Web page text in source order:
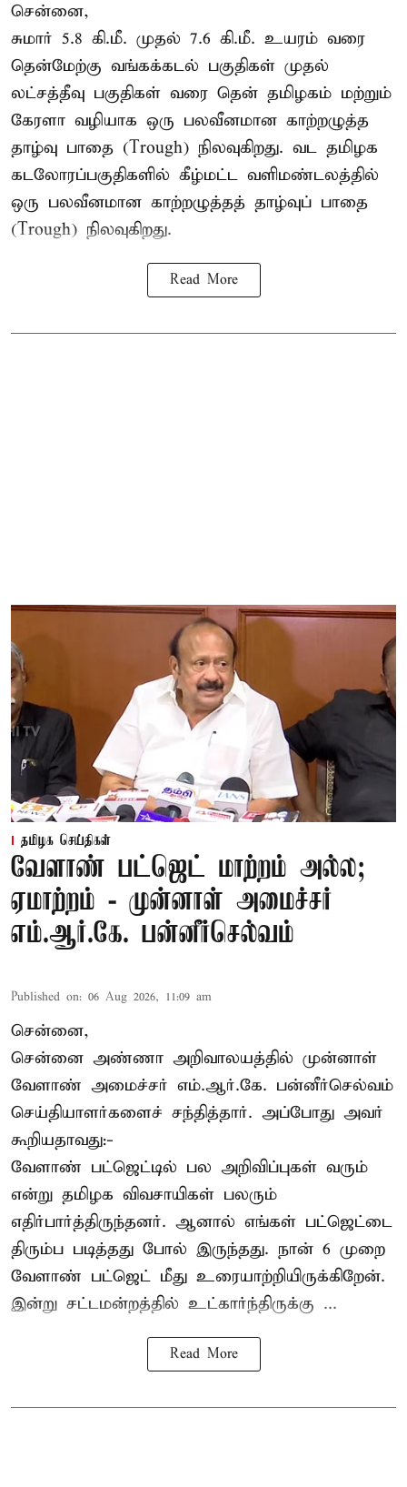
சென்னை,
சுமார் 5.8 கி.மீ. முதல் 7.6 கி.மீ. உயரம் வரை
தென்மேற்கு வங்கக்கடல் பகுதிகள் முதல்
லட்சத்தீவு பகுதிகள் வரை தென் தமிழகம் மற்றும்
கேரளா வழியாக ஒரு பலவீனமான காற்றழுத்த
தாழ்வு பாதை (Trough) நிலவுகிறது. வட தமிழக
கடலோரப்பகுதிகளில் கீழ்மட்ட வளிமண்டலத்தில்
ஒரு பலவீனமான காற்றழுத்தத் தாழ்வுப் பாதை
(Trough) நிலவுகிறது.
Read More
தமிழக செய்திகள்
வேளாண் பட்ஜெட் மாற்றம் அல்ல;
ஏமாற்றம் - முன்னாள் அமைச்சர்
எம்.ஆர்.கே. பன்னீர்செல்வம்
Published on: 06 Aug 2026, 11:09 am
சென்னை,
சென்னை அண்ணா அறிவாலயத்தில் முன்னாள்
வேளாண் அமைச்சர் எம்.ஆர்.கே. பன்னீர்செல்வம்
செய்தியாளர்களைச் சந்தித்தார். அப்போது அவர்
கூறியதாவது:-
வேளாண் பட்ஜெட்டில் பல அறிவிப்புகள் வரும்
என்று தமிழக விவசாயிகள் பலரும்
எதிர்பார்த்திருந்தனர். ஆனால் எங்கள் பட்ஜெட்டை
திரும்ப படித்தது போல் இருந்தது. நான் 6 முறை
வேளாண் பட்ஜெட் மீது உரையாற்றியிருக்கிறேன்.
இன்று சட்டமன்றத்தில் உட்கார்ந்திருக்கு ...
Read More